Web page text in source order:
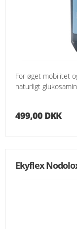
For øget mobilitet
naturligt
499,00 DKK
Ekyflex